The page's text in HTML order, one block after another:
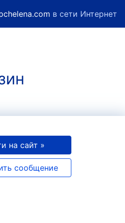
в сети Интернет
на сайт »
сообщение